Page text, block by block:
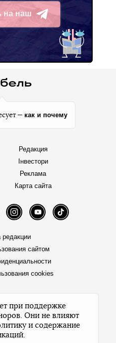
на наш
— как и почему
Редакция
Інвестори
Реклама
Карта сайта
InstagramYouTube TikTok
редакции
сайтом
cookies
при поддержке
Они не влияют
и содержание